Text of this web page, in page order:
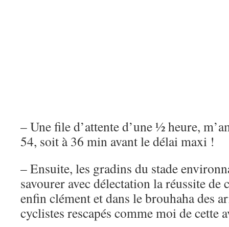
– Une file d’attente d’une ½ heure,
54, soit à 36 min avant le délai maxi !
– Ensuite, les gradins du stade
savourer avec délectation la réussite de
enfin clément et dans le brouhaha des
cyclistes rescapés comme moi de cette